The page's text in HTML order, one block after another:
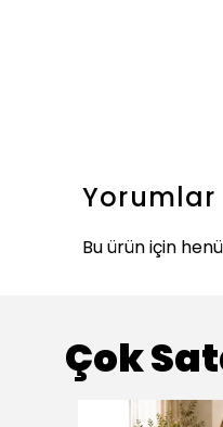
Yorumlar
Bu ürün için
Çok